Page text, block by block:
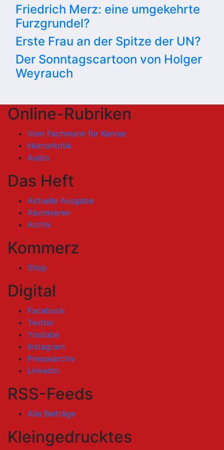
Friedrich Merz: eine umgekehrte
Furzgrundel?
Erste Frau an der Spitze der UN?
Der Sonntagscartoon von Holger
Weyrauch
Online-Rubriken
Vom Fachmann für Kenner
Humorkritik
Audio
Das Heft
Aktuelle Ausgabe
Abonnieren
Archiv
Kommerz
Shop
Digital
Facebook
Twitter
Youtube
Instagram
Pressearchiv
LinkedIn
RSS-Feeds
Alle Beiträge
Kleingedrucktes